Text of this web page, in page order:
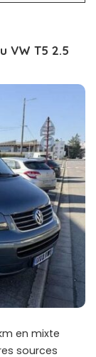
VW T5 2.5
en mixte
sources